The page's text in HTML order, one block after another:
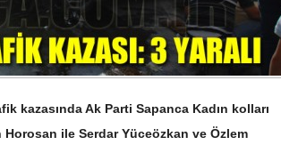
kazasında Ak Parti Sapanca Kadın kolları
ile Serdar Yüceözkan ve Özlem